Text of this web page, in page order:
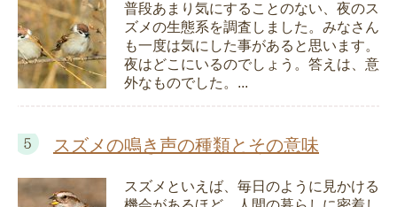
普段あまり気にすることのない、夜のス
ズメの生態系を調査しました。みなさん
も一度は気にした事があると思います。
夜はどこにいるのでしょう。答えは、意
外なものでした。...
スズメの鳴き声の種類とその意味
スズメといえば、毎日のように見かける